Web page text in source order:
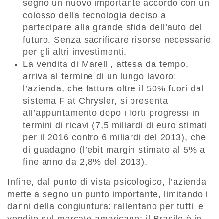
segno un nuovo importante accordo con un
colosso della tecnologia deciso a
partecipare alla grande sfida dell’auto del
futuro. Senza sacrificare risorse necessarie
per gli altri investimenti.
La vendita di Marelli, attesa da tempo,
arriva al termine di un lungo lavoro:
l’azienda, che fattura oltre il 50% fuori dal
sistema Fiat Chrysler, si presenta
all’appuntamento dopo i forti progressi in
termini di ricavi (7,5 miliardi di euro stimati
per il 2016 contro 6 miliardi del 2013), che
di guadagno (l’ebit margin stimato al 5% a
fine anno da 2,8% del 2013).
Infine, dal punto di vista psicologico, l’azienda
mette a segno un punto importante, limitando i
danni della congiuntura: rallentano per tutti le